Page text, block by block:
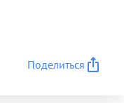
Поделиться